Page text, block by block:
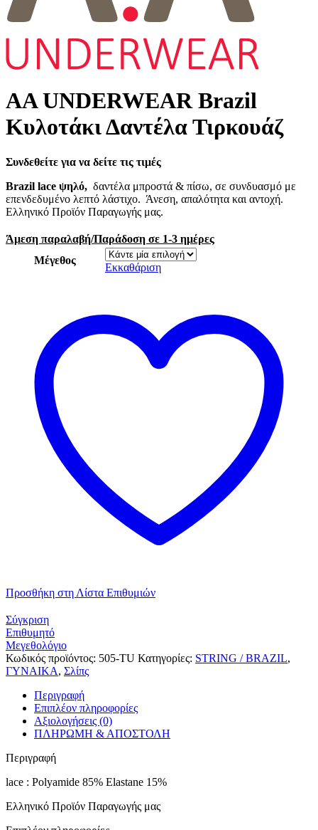
AA UNDERWEAR Brazil
Κυλοτάκι Δαντέλα Τιρκουάζ
Συνδεθείτε για να δείτε τις τιμές
Brazil lace ψηλό, δαντέλα μπροστά & πίσω, σε συνδυασμό με
επενδεδυμένο λεπτό λάστιχο. Άνεση, απαλότητα και αντοχή.
Ελληνικό Προϊόν Παραγωγής μας.
Άμεση παραλαβή/Παράδοση σε 1-3 ημέρες
Μέγεθος
Εκκαθάριση
Προσθήκη στη Λίστα Επιθυμιών
Σύγκριση
Επιθυμητό
Μεγεθολόγιο
Κωδικός προϊόντος: 505-TU Κατηγορίες: STRING / BRAZIL,
ΓΥΝΑΙΚΑ, Σλίπς
Περιγραφή
Επιπλέον πληροφορίες
Αξιολογήσεις (0)
ΠΛΗΡΩΜΗ & ΑΠΟΣΤΟΛΗ
Περιγραφή
lace : Polyamide 85% Elastane 15%
Ελληνικό Προϊόν Παραγωγής μας